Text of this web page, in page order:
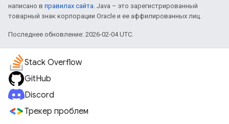
написано в правилах сайта. Java – это зарегистрированный
товарный знак корпорации Oracle и ее аффилированных лиц.
Последнее обновление: 2026-02-04 UTC.
Stack Overflow
GitHub
Discord
Трекер проблем